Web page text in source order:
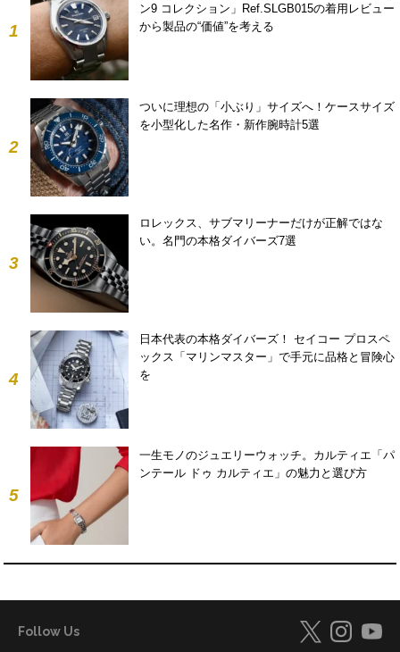
1
ン9 コレクション」Ref.SLGB015の着用レビュー
から製品の“価値”を考える
2
ついに理想の「小ぶり」サイズへ！ケースサイズ
を小型化した名作・新作腕時計5選
3
ロレックス、サブマリーナーだけが正解ではな
い。名門の本格ダイバーズ7選
4
日本代表の本格ダイバーズ！ セイコー プロスペ
ックス「マリンマスター」で手元に品格と冒険心
を
5
一生モノのジュエリーウォッチ。カルティエ「パ
ンテール ドゥ カルティエ」の魅力と選び方
Follow Us